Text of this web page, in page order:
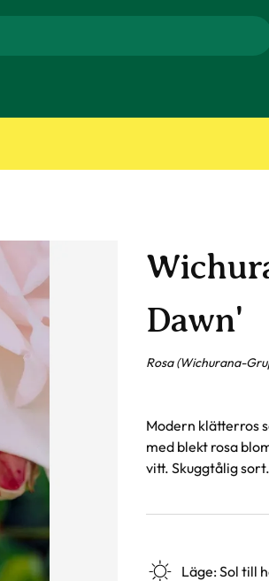
Dawn'
Rosa (Wichurana-
Modern klätterros
med blekt rosa
vitt. Skuggtålig sort.
Läge:Sol till